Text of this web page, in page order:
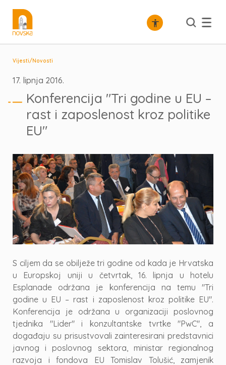
Vijesti/Novosti
17. lipnja 2016.
Konferencija "Tri godine u EU –
rast i zaposlenost kroz politike
EU"
S ciljem da se obilježe tri godine od kada je Hrvatska
u Europskoj uniji u četvrtak, 16. lipnja u hotelu
Esplanade održana je konferencija na temu "Tri
godine u EU – rast i zaposlenost kroz politike EU".
Konferencija je održana u organizaciji poslovnog
tjednika "Lider" i konzultantske tvrtke "PwC", a
događaju su prisustvovali zainteresirani predstavnici
javnog i poslovnog sektora, ministar regionalnog
razvoja i fondova EU Tomislav Tolušić, zamjenik